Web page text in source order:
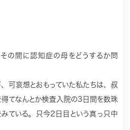
の間に認知症の母をどうするか問
可哀想とおもっていた私たちは、叔
てなんとか検査入院の3日間を数珠
ている。只今2日目という真っ只中